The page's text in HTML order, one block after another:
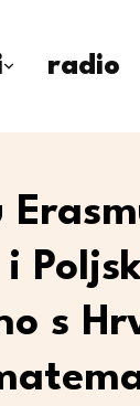
radio
i
s